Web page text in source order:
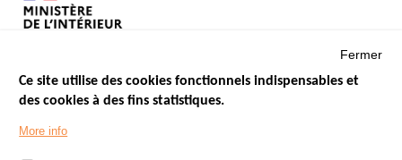
Menu
Footer
LES SITES PUBLICS
Fermer
Ce site utilise des cookies fonctionnels indispensables et
des cookies à des fins statistiques.
More info